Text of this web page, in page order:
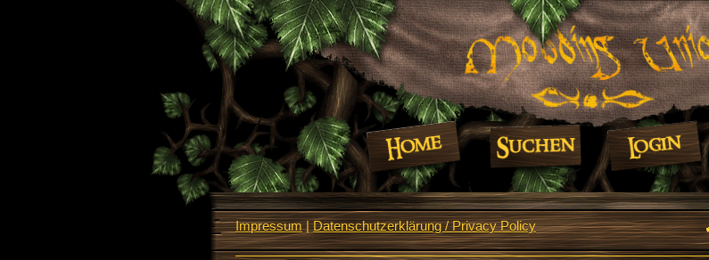
Impressum|Datenschutzerklärung / Privacy Policy